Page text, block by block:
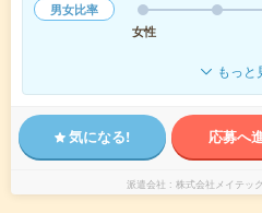
男女比率
女性
もっと
気になる! 応募へ
派遣会社 株式会社メイテッ